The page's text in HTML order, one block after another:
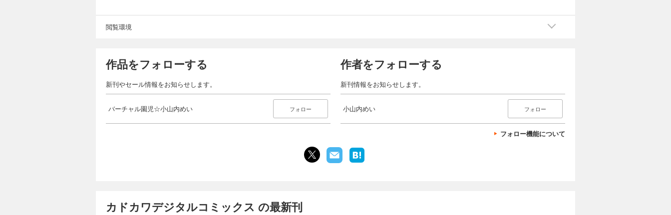
閲覧環境
作品をフォローする
新刊やセール情報をお知らせします。
バーチャル園児☆小山内めい フォロー
作者をフォローする
新刊情報をお知らせします。
小山内めい フォロー
フォロー機能について
カドカワデジタルコミックス の最新刊